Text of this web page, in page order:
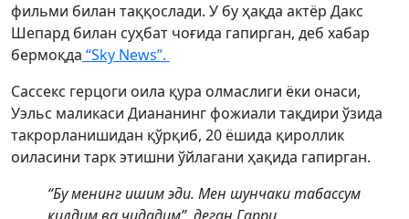
фильми билан таққослади. У бу ҳақда актёр Дакс
Шепард билан суҳбат чоғида гапирган, деб хабар
бермоқда “Sky News”.
Сассекс герцоги оила қура олмаслиги ёки онаси,
Уэльс маликаси Диананинг фожиали тақдири ўзида
такрорланишидан қўрқиб, 20 ёшида қироллик
оиласини тарк этишни ўйлагани ҳақида гапирган.
“Бу менинг ишим эди. Мен шунчаки табассум